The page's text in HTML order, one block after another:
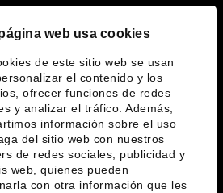
web usa cookies
de este sitio web se usan
el contenido y los
ofrecer funciones de redes
y analizar el tráfico. Además,
información sobre el uso
del sitio web con nuestros
de redes sociales, publicidad y
web, quienes pueden
con otra información que les
Foro
idiomas